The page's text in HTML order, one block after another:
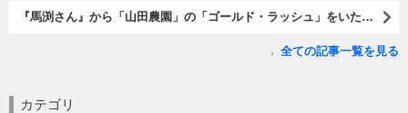
『馬渕さん』から「山田農園」の「ゴールド・ラッシュ」をいただいたのだ。甘いはうまい、うまいは身体には悪い、というのはいつものお約束（笑）。 でもね、その当然を百も承知で分かっていながらも食べてしまうのは、これが最高な「北の大地の贈り物」だからなのだよ（笑）。（馬渕さんからの贈与：山田農園：北海道夕張郡長沼町）
全ての記事一覧を見る
カテゴリ